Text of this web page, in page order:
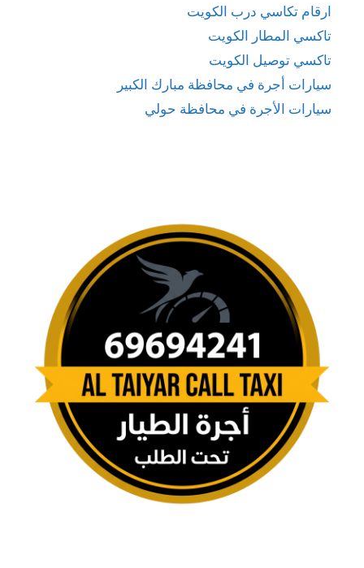
ارقام تكاسي درب الكويت
تاكسي المطار الكويت
تاكسي توصيل الكويت
سيارات أجرة في محافظة مبارك الكبير
سيارات الأجرة في محافظة حولي